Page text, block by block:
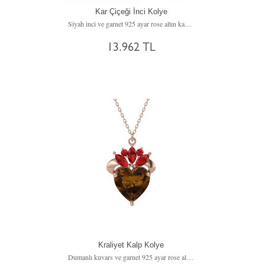
Kar Çiçeği İnci Kolye
Siyah inci ve garnet 925 ayar rose altın kaplama gümüş kolye (40 cm beyaz altın rolo zincir)
13.962 TL
Kraliyet Kalp Kolye
Dumanlı kuvars ve garnet 925 ayar rose altın kaplama gümüş kolye (40 cm rose altın rolo zincir)